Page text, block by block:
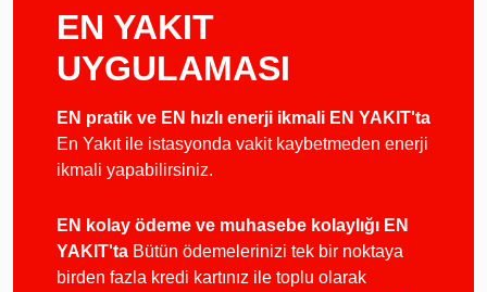
EN YAKIT
UYGULAMASI
EN pratik ve EN hızlı enerji ikmali EN YAKIT'ta
En Yakıt ile istasyonda vakit kaybetmeden enerji
ikmali yapabilirsiniz.
EN kolay ödeme ve muhasebe kolaylığı EN
YAKIT'ta Bütün ödemelerinizi tek bir noktaya
birden fazla kredi kartınız ile toplu olarak